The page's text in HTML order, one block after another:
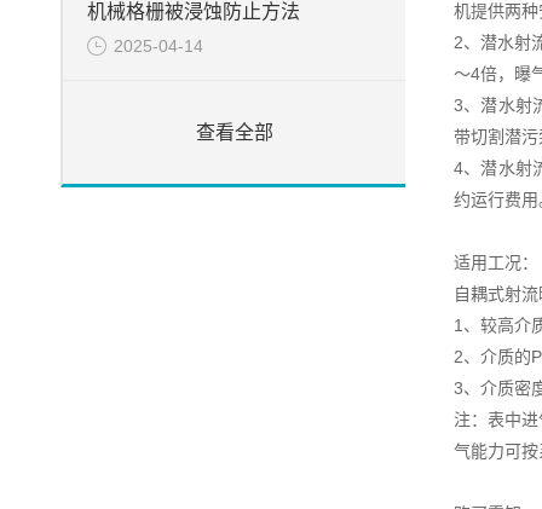
机械格栅被浸蚀防止方法
2025-04-14
查看全部
机提供两
2、潜水射
～4倍，曝
3、潜水射
带切割潜
4、潜水射
约运行费用
适用工况：
自耦式射
1、较高介
2、介质的
3、介质密
注：表中
气能力可